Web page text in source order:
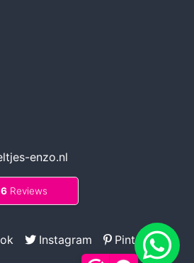
enzo.nl
Instagram Pinterest